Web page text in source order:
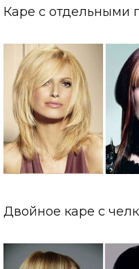
Каре с отдельными
Двойное каре с